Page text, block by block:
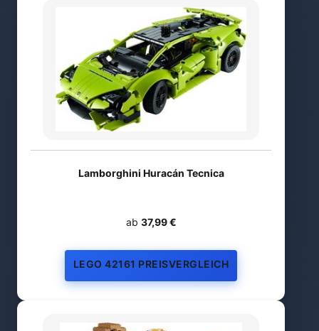
Lamborghini Huracán Tecnica
ab 37,99 €
LEGO 42161 PREISVERGLEICH